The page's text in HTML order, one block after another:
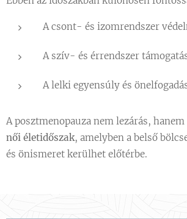
A csont- és izomrendszer
A szív- és érrendszer
A lelki egyensúly és
A posztmenopauza nem lezárás, hanem
női életidőszak, amelyben a belső
és önismeret kerülhet előtérbe.